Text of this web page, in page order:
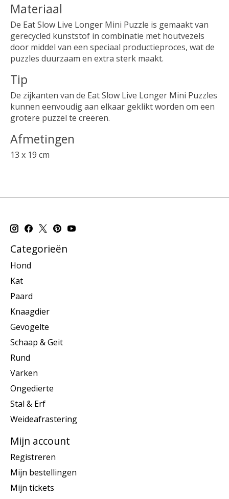
Materiaal
De Eat Slow Live Longer Mini Puzzle is gemaakt van
gerecycled kunststof in combinatie met houtvezels
door middel van een speciaal productieproces, wat de
puzzles duurzaam en extra sterk maakt.
Tip
De zijkanten van de Eat Slow Live Longer Mini Puzzles
kunnen eenvoudig aan elkaar geklikt worden om een
grotere puzzel te creëren.
Afmetingen
13 x 19 cm
Categorieën
Hond
Kat
Paard
Knaagdier
Gevogelte
Schaap & Geit
Rund
Varken
Ongedierte
Stal & Erf
Weideafrastering
Mijn account
Registreren
Mijn bestellingen
Mijn tickets